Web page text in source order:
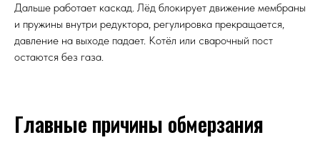
Дальше работает каскад. Лёд блокирует движение мембраны
и пружины внутри редуктора, регулировка прекращается,
давление на выходе падает. Котёл или сварочный пост
остаются без газа.
Главные причины обмерзания